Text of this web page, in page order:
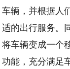
车辆，并根据人
适的出行服务。
将车辆变成一个
功能，充分满足